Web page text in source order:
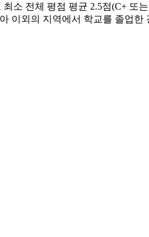
소 전체 평점 평균 2.5점(C+ 또
이외의 지역에서 학교를 졸업한